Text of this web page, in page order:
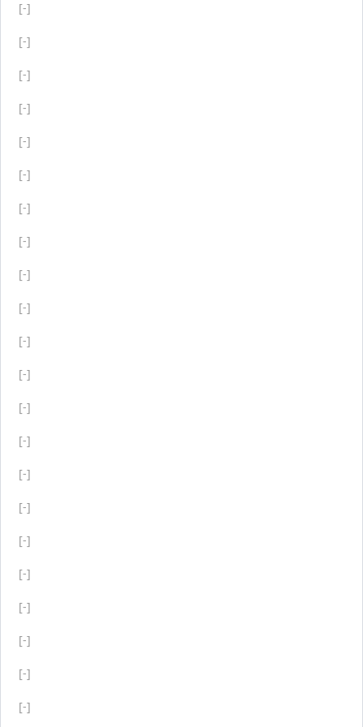
[-]
[-]
[-]
[-]
[-]
[-]
[-]
[-]
[-]
[-]
[-]
[-]
[-]
[-]
[-]
[-]
[-]
[-]
[-]
[-]
[-]
[-]